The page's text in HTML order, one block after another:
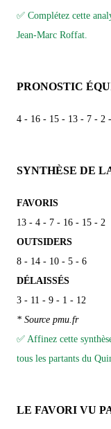
✅ Complétez cette
Jean-Marc Roffat.
PRONOSTIC
4 - 16 - 15 - 13 - 7 - 2
SYNTHÈSE DE
FAVORIS
13 - 4 - 7 - 16 - 15 - 2
OUTSIDERS
8 - 14 - 10 - 5 - 6
DÉLAISSÉS
3 - 11 - 9 - 1 - 12
* Source pmu.fr
✅ Affinez cette
tous les partants du
LE FAVORI VU